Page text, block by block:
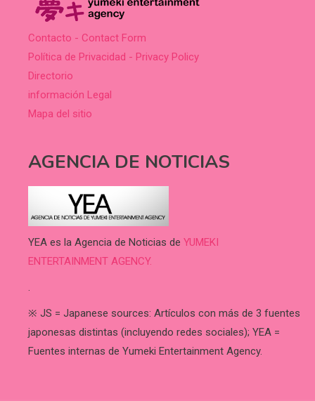
Contacto - Contact Form
Política de Privacidad - Privacy Policy
Directorio
información Legal
Mapa del sitio
AGENCIA DE NOTICIAS
YEA es la Agencia de Noticias de YUMEKI
ENTERTAINMENT AGENCY.
.
※ JS = Japanese sources: Artículos con más de 3 fuentes
japonesas distintas (incluyendo redes sociales); YEA =
Fuentes internas de Yumeki Entertainment Agency.